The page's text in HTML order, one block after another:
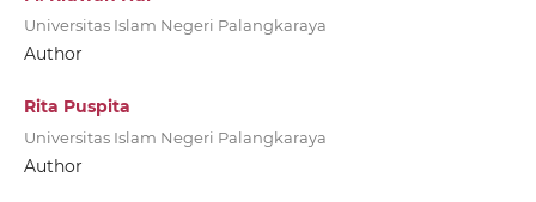
Universitas Islam Negeri Palangkaraya
Author
Rita Puspita
Universitas Islam Negeri Palangkaraya
Author